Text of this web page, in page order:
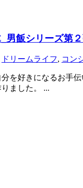
男飯シリーズ第
ドリームライフ, コン
を好きになるお手
ました。 ...